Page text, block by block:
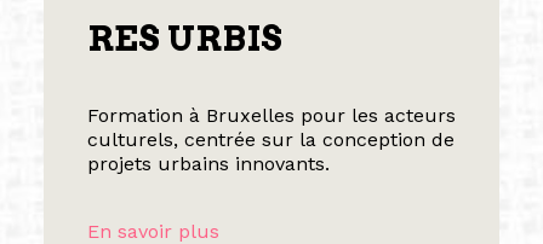
RES URBIS
Formation à Bruxelles pour les acteurs
culturels, centrée sur la conception de
projets urbains innovants.
En savoir plus